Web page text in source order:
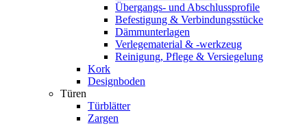
Übergangs- und Abschlussprofile
Befestigung & Verbindungsstücke
Dämmunterlagen
Verlegematerial & -werkzeug
Reinigung, Pflege & Versiegelung
Kork
Designboden
Türen
Türblätter
Zargen